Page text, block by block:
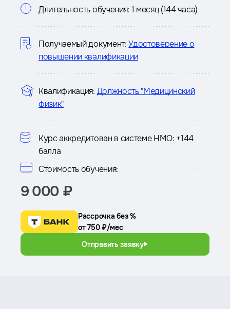
Информация
о
курсе
Длительность обучения: 1 месяц (144 часа)
Получаемый документ: Удостоверение о
повышении квалификации
Квалификация: Должность "Медицинский
физик"
Курс аккредитован в системе НМО: +144
балла
Стоимость обучения:
9 000 ₽
Рассрочка без %
от 750 ₽/мес
Отправить заявку